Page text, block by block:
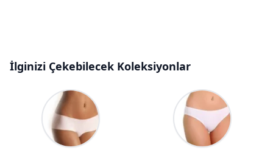
İlginizi Çekebilecek Koleksiyonlar